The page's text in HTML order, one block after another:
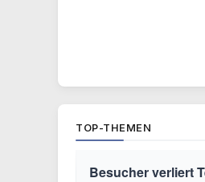
TOP-THEMEN
Besucher verliert